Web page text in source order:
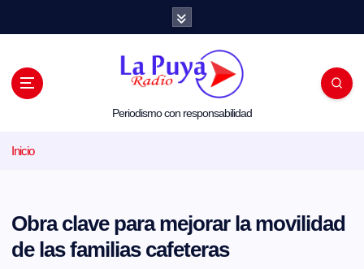
l
Periodismo con responsabilidad
Inicio
Obra clave para mejorar la movilidad
de las familias cafeteras